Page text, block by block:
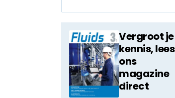
Vergroot je
kennis, lees
ons
magazine
direct